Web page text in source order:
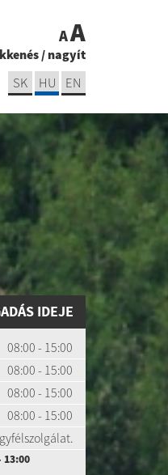
AA
/ nagyít
SK HU EN
IDEJE
08:00 - 15:00
08:00 - 15:00
08:00 - 15:00
08:00 - 15:00
13:00